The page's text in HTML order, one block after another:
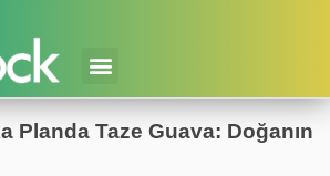
Planda Taze Guava: Doğanın